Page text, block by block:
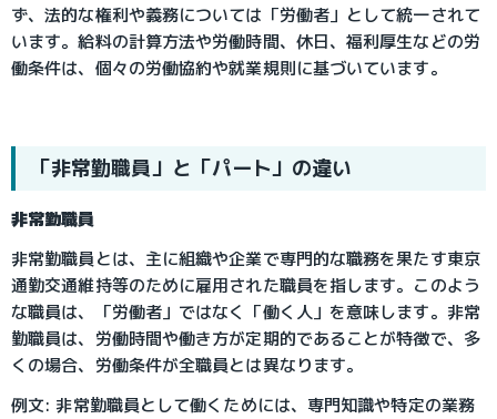
ず、法的な権利や義務については「労働者」として統一されて
います。給料の計算方法や労働時間、休日、福利厚生などの労
働条件は、個々の労働協約や就業規則に基づいています。
「非常勤職員」と「パート」の違い
非常勤職員
非常勤職員とは、主に組織や企業で専門的な職務を果たす東京
通勤交通維持等のために雇用された職員を指します。このよう
な職員は、「労働者」ではなく「働く人」を意味します。非常
勤職員は、労働時間や働き方が定期的であることが特徴で、多
くの場合、労働条件が全職員とは異なります。
例文: 非常勤職員として働くためには、専門知識や特定の業務